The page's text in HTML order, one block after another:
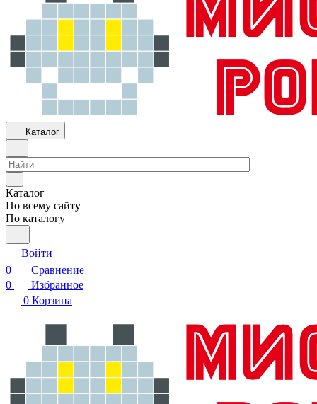
Каталог
Каталог
По всему сайту
По каталогу
Войти
0
Сравнение
0
Избранное
0 Корзина